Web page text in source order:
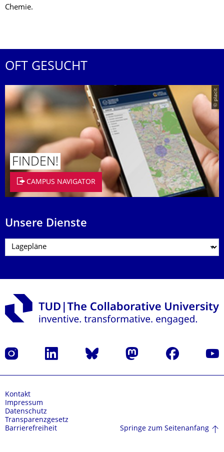
Chemie.
OFT GESUCHT
© placit
FINDEN!
CAMPUS NAVIGATOR
Unsere Dienste
Instagram LinkedIn Bluesky Mastodon Facebook
Kontakt
Impressum
Datenschutz
Transparenzgesetz
Barrierefreiheit
Springe zum Seitenanfang